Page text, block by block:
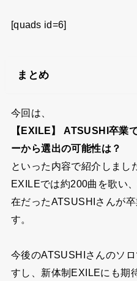
[quads id=6]
まとめ
今回は、
【EXILE】 ATSUSHI卒業
ーから選出の可能性は？
といった内容で紹介しまし
EXILEでは約200曲を歌い
在だったATSUSHIさんが
す。
今後のATSUSHIさんのソ
すし、新体制EXILEにも期